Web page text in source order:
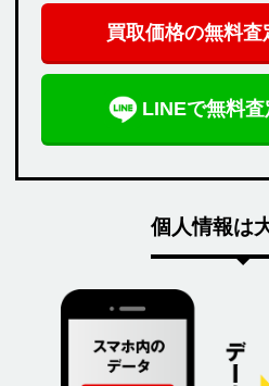
買取価格の無料査
LINEで無料
個人情報は